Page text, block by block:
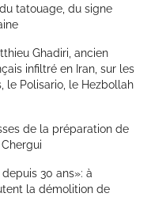
tatouage, du signe
Ghadiri, ancien
infiltré en Iran, sur les
le Polisario, le Hezbollah
de la préparation de
30 ans»: à
la démolition de